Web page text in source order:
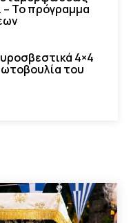
Το πρόγραμμα
4×4
του